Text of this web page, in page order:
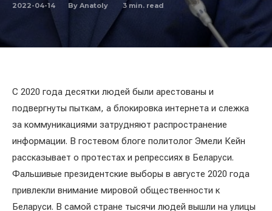
2022-04-14 By Anatoly 3 min. read
С 2020 года десятки людей были арестованы и
подвергнуты пыткам, а блокировка интернета и слежка
за коммуникациями затрудняют распространение
информации. В гостевом блоге политолог Эмели Кейн
рассказывает о протестах и ​​репрессиях в Беларуси.
Фальшивые президентские выборы в августе 2020 года
привлекли внимание мировой общественности к
Беларуси. В самой стране тысячи людей вышли на улицы